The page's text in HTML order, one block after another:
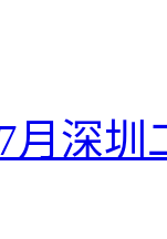
月深